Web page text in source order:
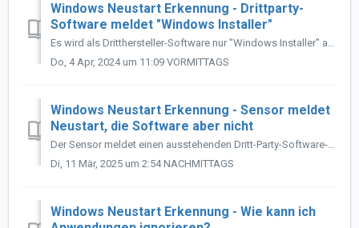
Windows Neustart Erkennung - Drittparty-
Software meldet "Windows Installer"
Es wird als Dritthersteller-Software nur "Windows Installer" ausgegeben. Ist das nicht eine Windows-Komponente, Update oder etwas in der Art? ...
Do, 4 Apr, 2024 um 11:09 VORMITTAGS
Windows Neustart Erkennung - Sensor meldet
Neustart, die Software aber nicht
Der Sensor meldet einen ausstehenden Dritt-Party-Software-Neustart aber die verwendete Software meldet hingegen keinen. Lösung: Der Sensor liest in d...
Di, 11 Mär, 2025 um 2:54 NACHMITTAGS
Windows Neustart Erkennung - Wie kann ich